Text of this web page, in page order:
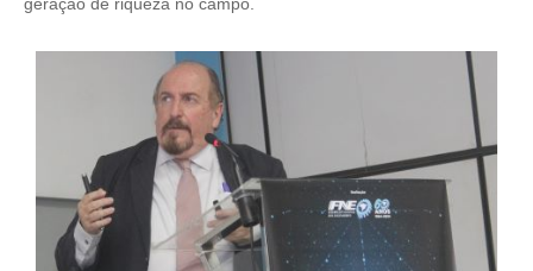
PUBLICIDADE
MANUAL DE REDAÇÃO
RELEASES
CONTATO
CADASTRO